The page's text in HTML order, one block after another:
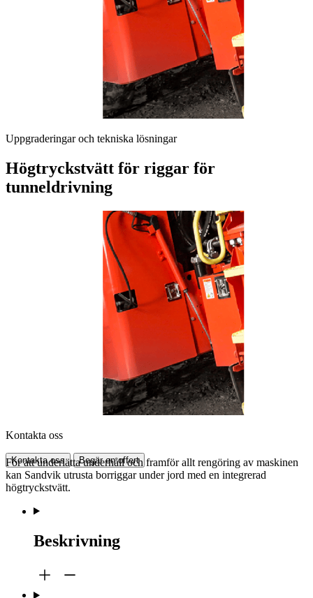
Uppgraderingar och tekniska lösningar
Högtryckstvätt för riggar för
tunneldrivning
Kontakta oss
Kontakta oss Begär en offert
För att underlätta underhåll och framför allt rengöring av maskinen
kan Sandvik utrusta borriggar under jord med en integrerad
högtryckstvätt.
Beskrivning